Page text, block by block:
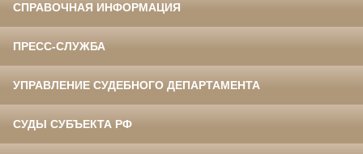
СПРАВОЧНАЯ ИНФОРМАЦИЯ
ПРЕСС-СЛУЖБА
УПРАВЛЕНИЕ СУДЕБНОГО ДЕПАРТАМЕНТА
СУДЫ СУБЪЕКТА РФ